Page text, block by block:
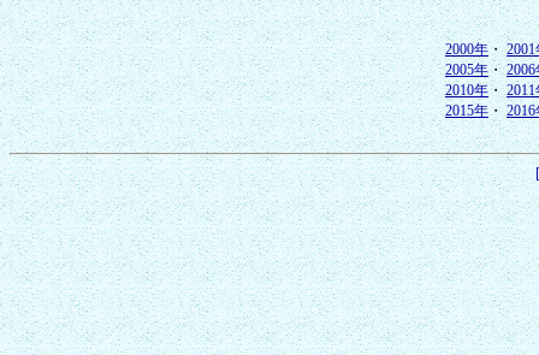
2000年・2001
2005年・2006
2010年・2011
2015年・2016